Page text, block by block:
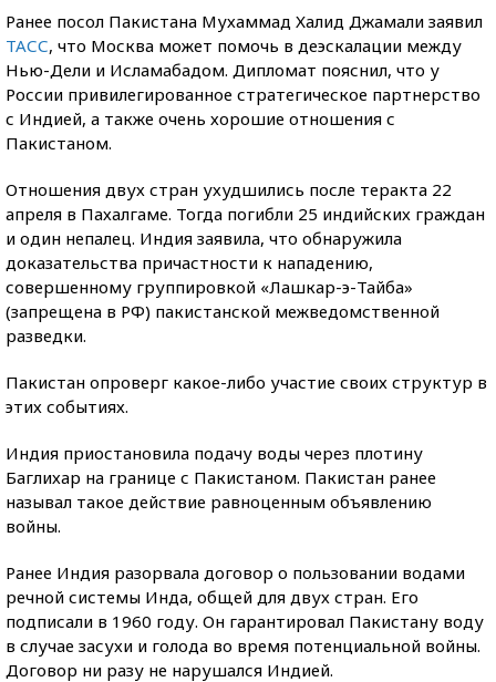
Ранее посол Пакистана Мухаммад Халид Джамали заявил
ТАСС, что Москва может помочь в деэскалации между
Нью-Дели и Исламабадом. Дипломат пояснил, что у
России привилегированное стратегическое партнерство
с Индией, а также очень хорошие отношения с
Пакистаном.
Отношения двух стран ухудшились после теракта 22
апреля в Пахалгаме. Тогда погибли 25 индийских граждан
и один непалец. Индия заявила, что обнаружила
доказательства причастности к нападению,
совершенному группировкой «Лашкар-э-Тайба»
(запрещена в РФ) пакистанской межведомственной
разведки.
Пакистан опроверг какое-либо участие своих структур в
этих событиях.
Индия приостановила подачу воды через плотину
Баглихар на границе с Пакистаном. Пакистан ранее
называл такое действие равноценным объявлению
войны.
Ранее Индия разорвала договор о пользовании водами
речной системы Инда, общей для двух стран. Его
подписали в 1960 году. Он гарантировал Пакистану воду
в случае засухи и голода во время потенциальной войны.
Договор ни разу не нарушался Индией.